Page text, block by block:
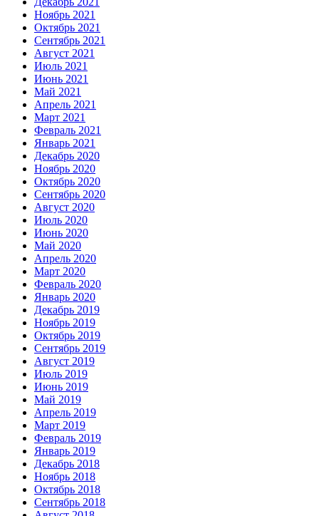
Ноябрь 2021
Октябрь 2021
Сентябрь 2021
Август 2021
Июль 2021
Июнь 2021
Май 2021
Апрель 2021
Март 2021
Февраль 2021
Январь 2021
Декабрь 2020
Ноябрь 2020
Октябрь 2020
Сентябрь 2020
Август 2020
Июль 2020
Июнь 2020
Май 2020
Апрель 2020
Март 2020
Февраль 2020
Январь 2020
Декабрь 2019
Ноябрь 2019
Октябрь 2019
Сентябрь 2019
Август 2019
Июль 2019
Июнь 2019
Май 2019
Апрель 2019
Март 2019
Февраль 2019
Январь 2019
Декабрь 2018
Ноябрь 2018
Октябрь 2018
Сентябрь 2018